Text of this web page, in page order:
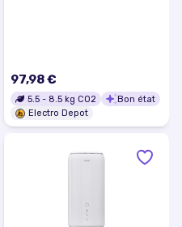
97,98 €
5.5 - 8.5 kg CO2
Bon état
Electro Depot